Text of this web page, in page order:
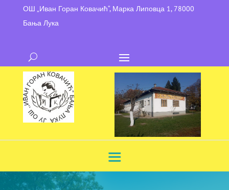
ОШ „Иван Горан Ковачић“, Марка Липовца 1, 78000
Бања Лука